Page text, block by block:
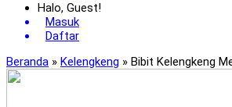
Halo, Guest!
Masuk
Daftar
Beranda » Kelengkeng » Bibit Kelengkeng